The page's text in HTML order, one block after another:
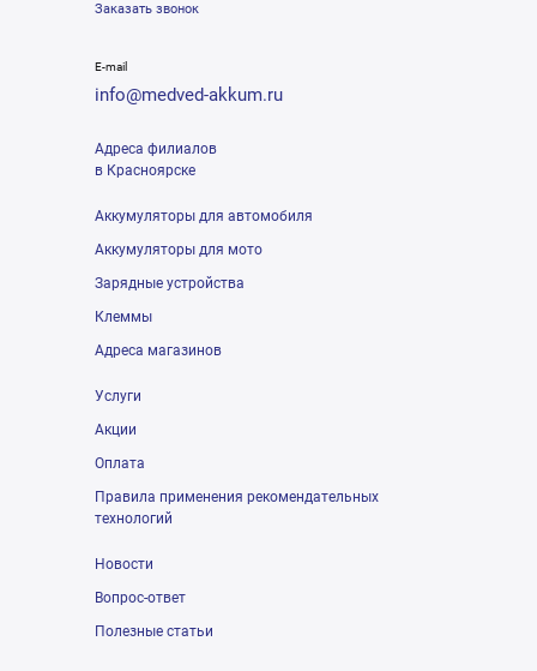
Заказать звонок
E-mail
info@medved-akkum.ru
Адреса филиалов
в Красноярске
Аккумуляторы для автомобиля
Аккумуляторы для мото
Зарядные устройства
Клеммы
Адреса магазинов
Услуги
Акции
Оплата
Правила применения рекомендательных
технологий
Новости
Вопрос-ответ
Полезные статьи